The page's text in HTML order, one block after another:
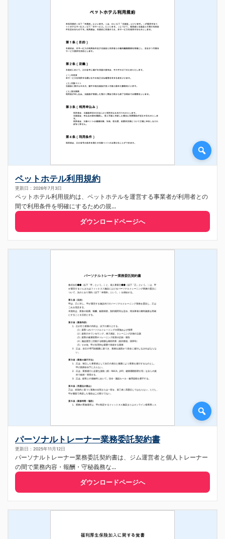
ペットホテル利用規約
更新日：2026年7月3日
ペットホテル利用規約は、ペットホテルを運営する事業者が利用者との
間で利用条件を明確にするための規...
ダウンロードページへ
パーソナルトレーナー業務委託契約書
更新日：2025年11月12日
パーソナルトレーナー業務委託契約書は、ジム運営者と個人トレーナー
の間で業務内容・報酬・守秘義務な...
ダウンロードページへ